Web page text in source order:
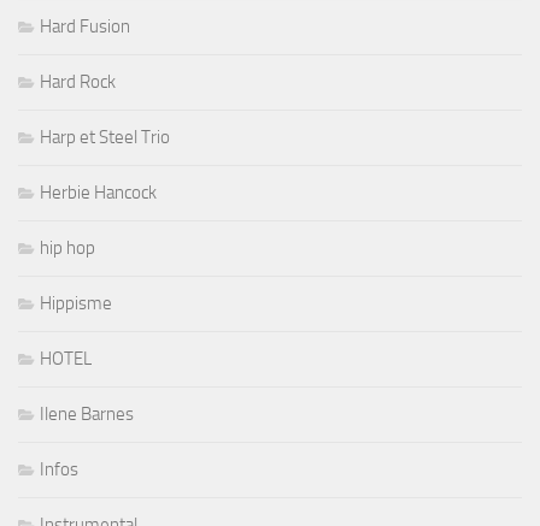
Hard Fusion
Hard Rock
Harp et Steel Trio
Herbie Hancock
hip hop
Hippisme
HOTEL
Ilene Barnes
Infos